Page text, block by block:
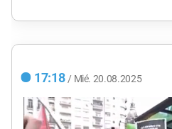
17:18 / Mié. 20.08.2025